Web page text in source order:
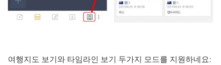
여행지도 보기와 타임라인 보기 두가지 모드를 지원하네요: